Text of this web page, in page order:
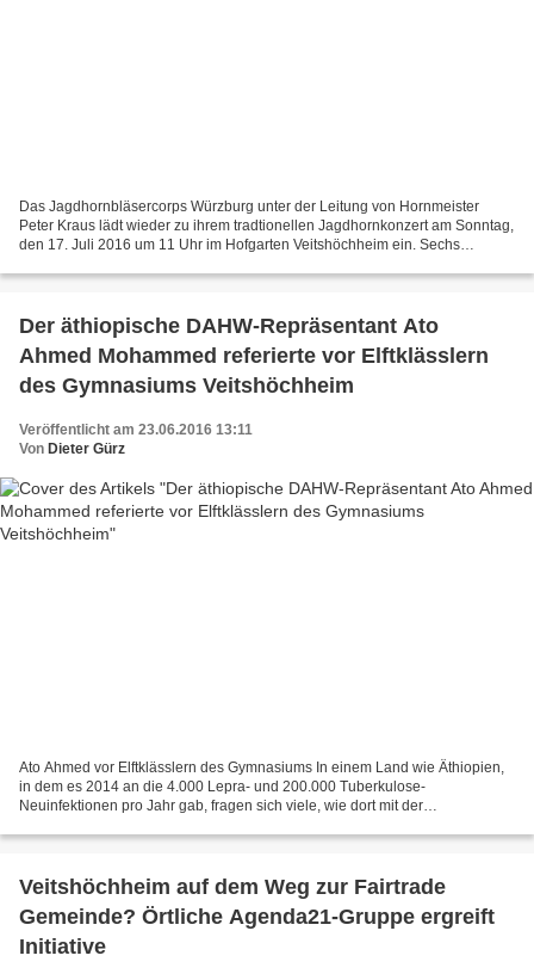
Das Jagdhornbläsercorps Würzburg unter der Leitung von Hornmeister
Peter Kraus lädt wieder zu ihrem tradtionellen Jagdhornkonzert am Sonntag,
den 17. Juli 2016 um 11 Uhr im Hofgarten Veitshöchheim ein. Sechs
Der äthiopische DAHW-Repräsentant Ato
Ahmed Mohammed referierte vor Elftklässlern
des Gymnasiums Veitshöchheim
Veröffentlicht am 23.06.2016 13:11
Von Dieter Gürz
Ato Ahmed vor Elftklässlern des Gymnasiums In einem Land wie Äthiopien,
in dem es 2014 an die 4.000 Lepra- und 200.000 Tuberkulose-
Neuinfektionen pro Jahr gab, fragen sich viele, wie dort mit der
Veitshöchheim auf dem Weg zur Fairtrade
Gemeinde? Örtliche Agenda21-Gruppe ergreift
Initiative